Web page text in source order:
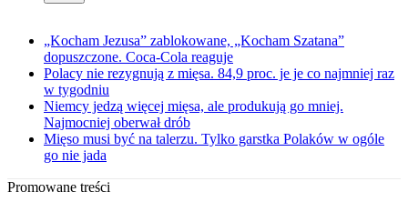
„Kocham Jezusa” zablokowane, „Kocham Szatana”
dopuszczone. Coca-Cola reaguje
Polacy nie rezygnują z mięsa. 84,9 proc. je je co najmniej raz
w tygodniu
Niemcy jedzą więcej mięsa, ale produkują go mniej.
Najmocniej oberwał drób
Mięso musi być na talerzu. Tylko garstka Polaków w ogóle
go nie jada
Promowane treści